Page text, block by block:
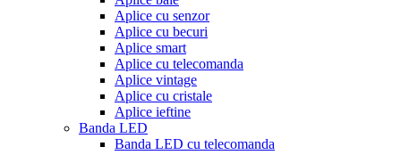
Aplice cu senzor
Aplice cu becuri
Aplice smart
Aplice cu telecomanda
Aplice vintage
Aplice cu cristale
Aplice ieftine
Banda LED
Banda LED cu telecomanda